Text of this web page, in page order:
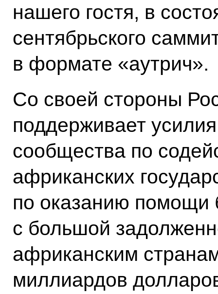
нашего гостя, в
сентябрьского
в формате «аутрич».
Со своей стороны
поддерживает
сообщества по
африканских
по оказанию
с большой
африканским
миллиардов